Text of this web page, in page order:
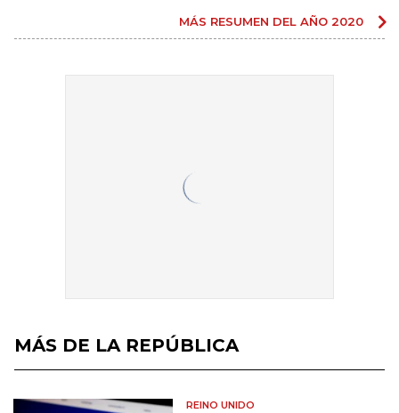
MÁS RESUMEN DEL AÑO 2020
MÁS DE LA REPÚBLICA
REINO UNIDO